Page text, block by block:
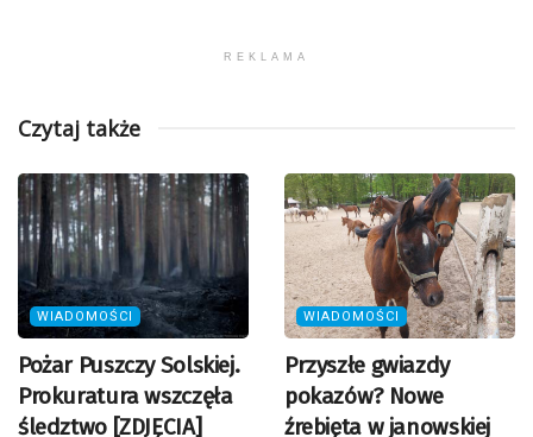
REKLAMA
Czytaj także
WIADOMOŚCI
Pożar Puszczy Solskiej.
Prokuratura wszczęła
śledztwo [ZDJĘCIA]
WIADOMOŚCI
Przyszłe gwiazdy
pokazów? Nowe
źrebięta w janowskiej